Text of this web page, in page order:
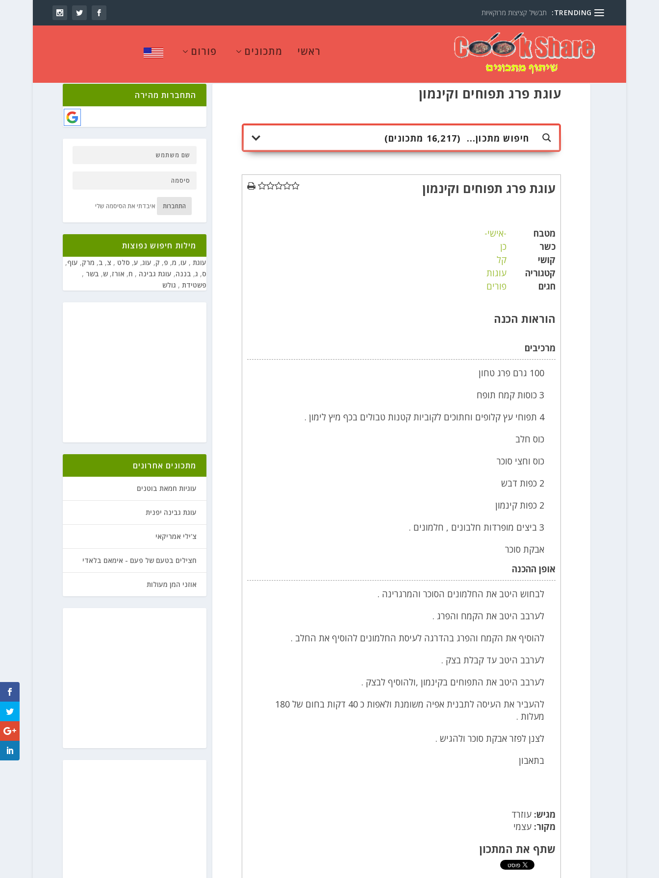
TRENDING: תבשיל קציצות מרוקאיות
ראשי מתכונים פורום
עוגת פרג תפוחים וקינמון
עוגת פרג תפוחים וקינמון
מטבח
-אישי-
כשר
כן
קושי
קל
קטגוריה
עוגות
חגים
פורים
הוראות הכנה
מרכיבים
100 גרם פרג טחון
3 כוסות קמח תופח
4 תפוחי עץ קלופים וחתוכים לקוביות קטנות טבולים בכף מיץ לימון .
כוס חלב
כוס וחצי סוכר
2 כפות דבש
2 כפות קינמון
3 ביצים מופרדות חלבונים , חלמונים .
אבקת סוכר
אופן ההכנה
לבחוש היטב את החלמונים הסוכר והמרגרינה .
לערבב היטב את הקמח והפרג .
להוסיף את הקמח והפרג בהדרגה לעיסת החלמונים להוסיף את החלב .
לערבב היטב עד קבלת בצק .
לערבב היטב את התפוחים בקינמון ,ולהוסיף לבצק .
להעביר את העיסה לתבנית אפיה משומנת ולאפות כ 40 דקות בחום של 180
מעלות .
לצנן לפזר אבקת סוכר ולהגיש .
בתאבון
מגיש: עוזרד
מקור: עצמי
שתף את המתכון
התחברות מהירה
התחברות איבדתי את הסיסמה שלי
מילות חיפוש נפוצות
עוגת , עו, מ, פ, ק, עוג, ע, סלט , צ, ב, מרק, עוף,
ס, ג, בננה, עוגת גבינה , ח, אורז,ש, בשר ,
פשטידת , גולש
מתכונים אחרונים
עוגיות חמאת בוטנים
עוגת גבינה יפנית
צ'ילי אמריקאי
חצילים בטעם של פעם - אימאם בלאדי
אוזני המן מעולות